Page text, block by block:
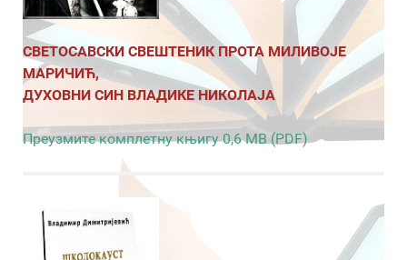
СВЕТОСАВСКИ СВЕШТЕНИК ПРОТА МИЛИВОЈЕ
МАРИЧИЋ,
ДУХОВНИ СИН ВЛАДИКЕ НИКОЛАЈА
Преузмите комплетну књигу 0,6 MB (PDF)